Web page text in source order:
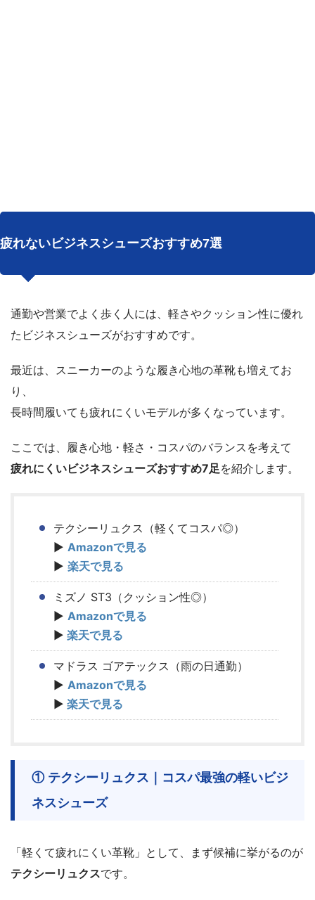
疲れないビジネスシューズおすすめ7選
通勤や営業でよく歩く人には、軽さやクッション性に優れ
たビジネスシューズがおすすめです。
最近は、スニーカーのような履き心地の革靴も増えてお
り、
長時間履いても疲れにくいモデルが多くなっています。
ここでは、履き心地・軽さ・コスパのバランスを考えて
疲れにくいビジネスシューズおすすめ7足 を紹介します。
テクシーリュクス（軽くてコスパ◎）
▶ Amazonで見る
▶ 楽天で見る
ミズノ ST3（クッション性◎）
▶ Amazonで見る
▶ 楽天で見る
マドラス ゴアテックス（雨の日通勤）
▶ Amazonで見る
▶ 楽天で見る
① テクシーリュクス｜コスパ最強の軽いビジ
ネスシューズ
「軽くて疲れにくい革靴」として、まず候補に挙がるのが
テクシーリュクスです。